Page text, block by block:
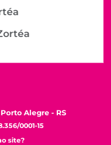
Alegre - RS
0001-15
site?